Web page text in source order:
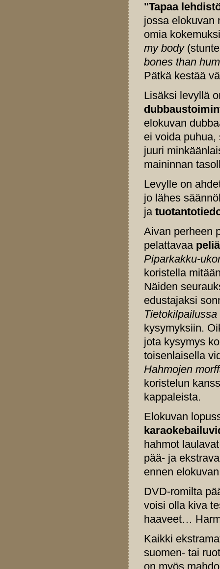
"Tapaa
jossa elokuvan
omia
my body
bones than
Pätkä kestää
Lisäksi levyllä
elokuvan
ei voida
juuri
maininnan
Levylle on
jo lähes
ja
Aivan perheen
pelattavaa peliä
Piparkakku-
koristella
Näiden
edustajaksi
Tietokilpailussa
kysymyksiin.
jota kysymys
toisenlaisella
Hahmojen
koristelun
kappaleista.
Elokuvan
hahmot
pää- ja
ennen
DVD-romilta
voisi olla kiva
haaveet…
Kaikki
suomen- tai
on myös